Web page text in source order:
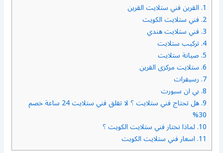
1. القرين فني ستلايت القرين
2. فني ستلايت الكويت
3. فني ستلايت هندي
4. تركيب ستلايت
5. صيانة ستلايت
6. ستلايت مركزى القرين
7. رسيفرات
8. بي ان سبورت
9.
هل تحتاج فني ستلايت ؟ لا تقلق فني ستلايت 24 ساعة خصم
30%
10. لماذا نختار فني ستلايت الكويت ؟
11. اسعار فني ستلايت الكويت